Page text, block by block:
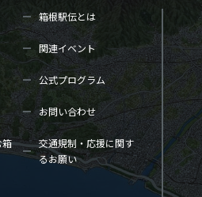
箱根駅伝とは
関連イベント
公式プログラム
お問い合わせ
交通規制・応援に関す
るお願い